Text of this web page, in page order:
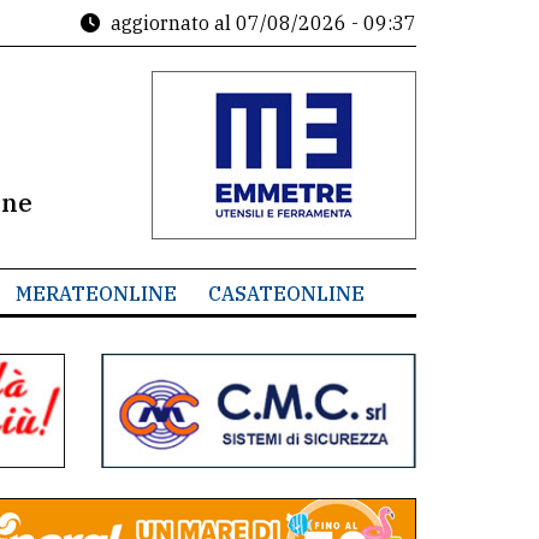
aggiornato al 07/08/2026 - 09:37
MERATEONLINE CASATEONLINE